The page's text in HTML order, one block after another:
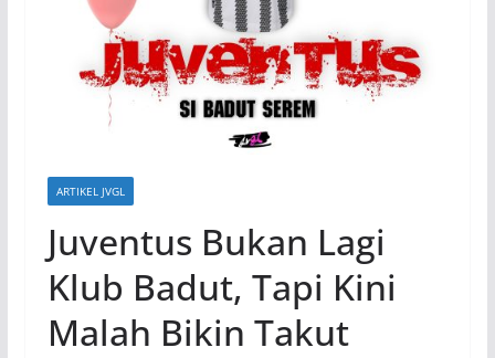
ARTIKEL JVGL
Juventus Bukan Lagi
Klub Badut, Tapi Kini
Malah Bikin Takut